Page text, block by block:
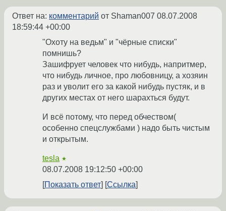
Ответ на: комментарий от Shaman007 08.07.2008
18:59:44 +00:00
"Охоту на ведьм" и "чёрные списки"
помнишь?
Зашифрует человек что нибудь, напритмер,
что нибудь личное, про любовницу, а хозяин
раз и уволит его за какой нибудь пустяк, и в
других местах от него шарахться будут.
И всё потому, что перед обчеством(
особенно спецслужбами ) надо быть чистым
и открытым.
tesla ★
08.07.2008 19:12:50 +00:00
Показать ответ
Ссылка